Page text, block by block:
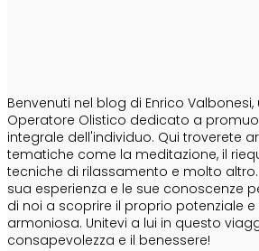
Benvenuti nel blog di Enrico
Operatore Olistico dedicato a
integrale dell'individuo. Qui troverete
tematiche come la meditazione, il
tecniche di rilassamento e molto
sua esperienza e le sue conoscenze
di noi a scoprire il proprio potenziale
armoniosa. Unitevi a lui in questo
consapevolezza e il benessere!